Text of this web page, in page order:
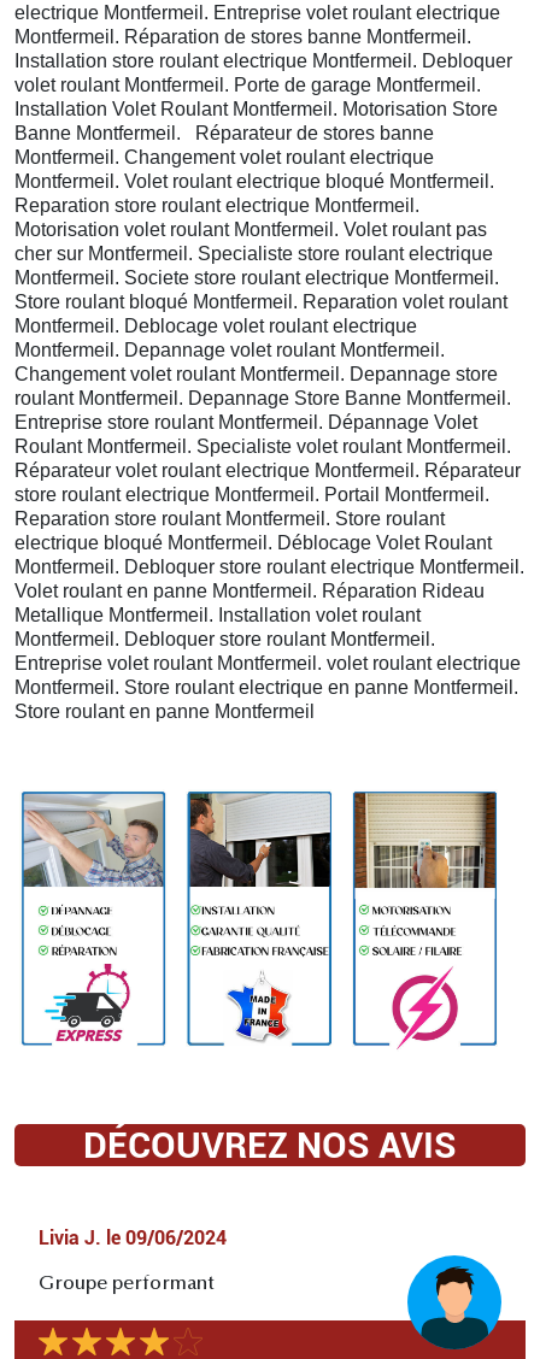
electrique Montfermeil. Entreprise volet roulant electrique
Montfermeil. Réparation de stores banne Montfermeil.
Installation store roulant electrique Montfermeil. Debloquer
volet roulant Montfermeil. Porte de garage Montfermeil.
Installation Volet Roulant Montfermeil. Motorisation Store
Banne Montfermeil. Réparateur de stores banne
Montfermeil. Changement volet roulant electrique
Montfermeil. Volet roulant electrique bloqué Montfermeil.
Reparation store roulant electrique Montfermeil.
Motorisation volet roulant Montfermeil. Volet roulant pas
cher sur Montfermeil. Specialiste store roulant electrique
Montfermeil. Societe store roulant electrique Montfermeil.
Store roulant bloqué Montfermeil. Reparation volet roulant
Montfermeil. Deblocage volet roulant electrique
Montfermeil. Depannage volet roulant Montfermeil.
Changement volet roulant Montfermeil. Depannage store
roulant Montfermeil. Depannage Store Banne Montfermeil.
Entreprise store roulant Montfermeil. Dépannage Volet
Roulant Montfermeil. Specialiste volet roulant Montfermeil.
Réparateur volet roulant electrique Montfermeil. Réparateur
store roulant electrique Montfermeil. Portail Montfermeil.
Reparation store roulant Montfermeil. Store roulant
electrique bloqué Montfermeil. Déblocage Volet Roulant
Montfermeil. Debloquer store roulant electrique Montfermeil.
Volet roulant en panne Montfermeil. Réparation Rideau
Metallique Montfermeil. Installation volet roulant
Montfermeil. Debloquer store roulant Montfermeil.
Entreprise volet roulant Montfermeil. volet roulant electrique
Montfermeil. Store roulant electrique en panne Montfermeil.
Store roulant en panne Montfermeil
DÉCOUVREZ NOS AVIS
Livia J. le 09/06/2024
Groupe performant